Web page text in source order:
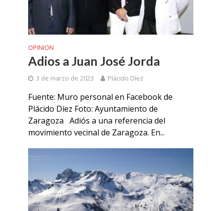
OPINION
Adios a Juan José Jorda
3 de marzo de 2023 Plácido Díez
Fuente: Muro personal en Facebook de
Plácido Díez Foto: Ayuntamiento de
Zaragoza Adiós a una referencia del
movimiento vecinal de Zaragoza. En...